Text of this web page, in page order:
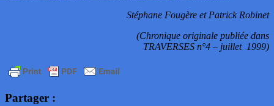
Stéphane Fougère et Patrick Robinet
(Chronique originale publiée dans
TRAVERSES n°4 – juillet 1999)
Partager :